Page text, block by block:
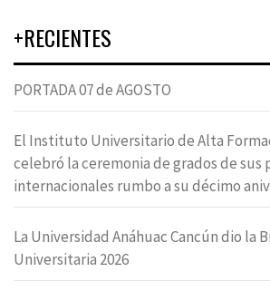
+RECIENTES
PORTADA 07 de AGOSTO
El Instituto Universitario de Alta
celebró la ceremonia de grados de sus
internacionales rumbo a su décimo
La Universidad Anáhuac Cancún dio la
Universitaria 2026